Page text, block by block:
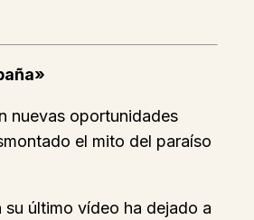
nuevas oportunidades
el mito del paraíso
último vídeo ha dejado a